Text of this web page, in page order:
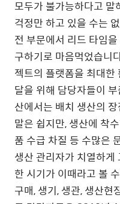
모두가 불가능하다고
걱정만 하고 있을 수는
전 부문에서 리드 타임
구하기로 마음먹었습니
젝트의 플랫폼을 최대한
달을 위해 담당자들이
산에서는 배치 생산의
말은 쉽지만, 생산에 착
품 수급 차질 등 수많은
생산 관리자가 치열하
한 시기가 이때라고 볼
구매, 생기, 생관, 생산현